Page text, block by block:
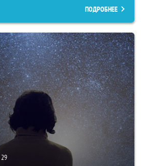
ПОДРОБНЕЕ
29